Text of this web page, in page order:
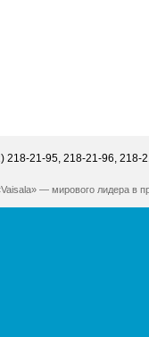
218-21-95, 218-21-96, 218-
— мирового лидера в